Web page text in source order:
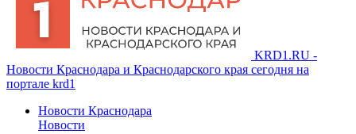
KRD1.RU -
Новости Краснодара и Краснодарского края сегодня на
портале krd1
Новости Краснодара
Новости